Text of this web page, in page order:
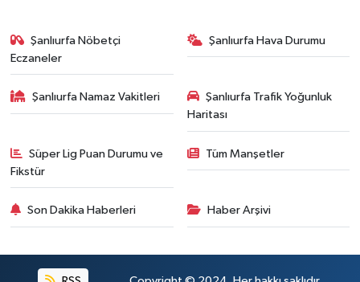
Şanlıurfa Nöbetçi
Eczaneler
Şanlıurfa Hava Durumu
Şanlıurfa Namaz Vakitleri
Şanlıurfa Trafik Yoğunluk
Haritası
Süper Lig Puan Durumu ve
Fikstür
Tüm Manşetler
Son Dakika Haberleri Haber Arşivi